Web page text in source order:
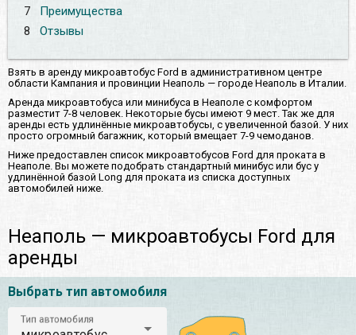
7
Преимущества
8
Отзывы
Взять в аренду микроавтобус Ford в административном центре
области Кампания и провинции Неаполь — городе Неаполь в Италии.
Аренда микроавтобуса или минибуса в Неаполе с комфортом
разместит 7-8 человек. Некоторые бусы имеют 9 мест. Так же для
аренды есть удлинённые микроавтобусы, с увеличенной базой. У них
просто огромный багажник, который вмещает 7-9 чемоданов.
Ниже предоставлен список микроавтобусов Ford для проката в
Неаполе. Вы можете подобрать стандартный минибус или бус у
удлинённой базой Long для проката из списка доступных
автомобилей ниже.
Неаполь — микроавтобусы Ford для
аренды
Выбрать тип автомобиля
Тип автомобиля